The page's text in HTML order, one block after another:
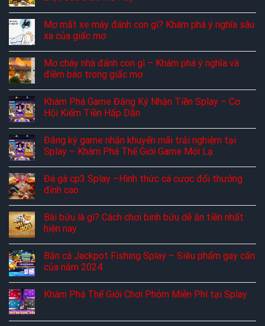
Mơ mất xe máy đánh con gì? Khám phá ý nghĩa sâu
xa của giấc mơ
Mơ cháy nhà đánh con gì – Khám phá ý nghĩa và
điềm báo trong giấc mơ
Khám Phá Game Đăng Ký Nhận Tiền Splay – Cơ
Hội Kiếm Tiền Hấp Dẫn
Đăng ký game nhận khuyến mãi trải nghiệm tại
Splay – Khám Phá Thế Giới Game Mới Lạ
Đá gà cp3 Splay –Hình thức cá cược đổi thưởng
đỉnh cao
Bài bửu là gì? Cách chơi binh bửu dễ ăn tiền nhất
hiện nay
Bắn cá Jackpot Fishing Splay – Siêu phẩm gay cấn
của năm 2024
Khám Phá Thế Giới Chơi Phỏm Miễn Phí tại Splay